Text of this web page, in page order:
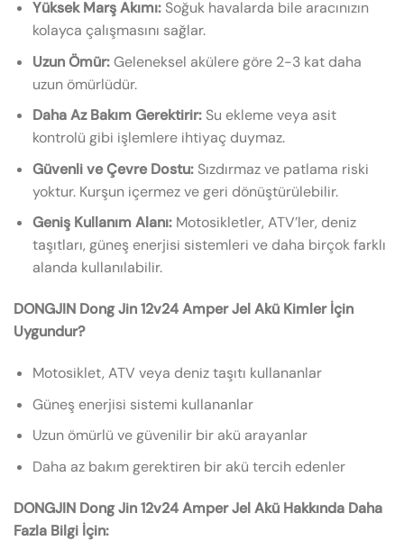
Yüksek Marş Akımı:Soğuk havalarda bile aracınızın
kolayca çalışmasını sağlar.
Uzun Ömür:Geleneksel akülere göre 2-3 kat daha
uzun ömürlüdür.
Daha Az Bakım Gerektirir:Su ekleme veya asit
kontrolü gibi işlemlere ihtiyaç duymaz.
Güvenli ve Çevre Dostu:Sızdırmaz ve patlama riski
yoktur. Kurşun içermez ve geri dönüştürülebilir.
Geniş Kullanım Alanı:Motosikletler, ATV’ler, deniz
taşıtları, güneş enerjisi sistemleri ve daha birçok farklı
alanda kullanılabilir.
DONGJIN Dong Jin 12v24 Amper Jel Akü Kimler İçin
Uygundur?
Motosiklet, ATV veya deniz taşıtı kullananlar
Güneş enerjisi sistemi kullananlar
Uzun ömürlü ve güvenilir bir akü arayanlar
Daha az bakım gerektiren bir akü tercih edenler
DONGJIN Dong Jin 12v24 Amper Jel Akü Hakkında Daha
Fazla Bilgi İçin: